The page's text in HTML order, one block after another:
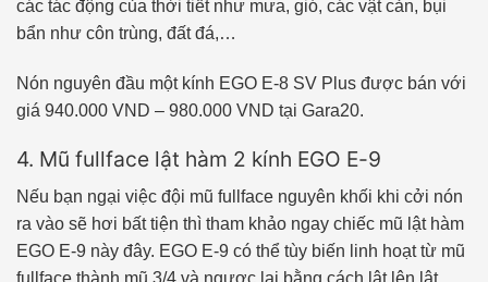
các tác động của thời tiết như mưa, gió, các vật cản, bụi
bẩn như côn trùng, đất đá,…
Nón nguyên đầu một kính EGO E-8 SV Plus được bán với
giá 940.000 VND – 980.000 VND tại Gara20.
4. Mũ fullface lật hàm 2 kính EGO E-9
Nếu bạn ngại việc đội mũ fullface nguyên khối khi cởi nón
ra vào sẽ hơi bất tiện thì tham khảo ngay chiếc mũ lật hàm
EGO E-9 này đây. EGO E-9 có thể tùy biến linh hoạt từ mũ
fullface thành mũ 3/4 và ngược lại bằng cách lật lên lật